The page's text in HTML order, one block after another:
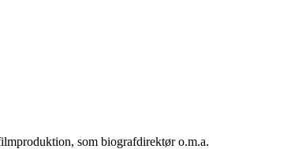
som biografdirektør o.m.a.